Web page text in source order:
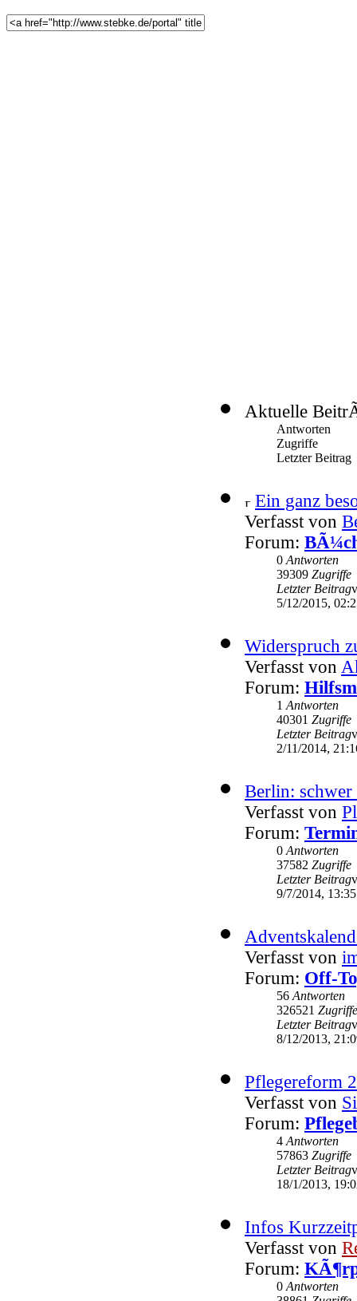
Aktuelle
Antworten
Zugriffe
Letzter Beitrag
Ein ganz
Verfasst von
Forum:
0 Antworten
39309 Zugriffe
Letzter Beitrag
5/12/2015,
Widerspruch
Verfasst von
Forum:
1 Antworten
40301 Zugriffe
Letzter Beitrag
2/11/2014,
Berlin: schwer
Verfasst von
Forum:
0 Antworten
37582 Zugriffe
Letzter Beitrag
9/7/2014, 13:35
Verfasst von
Forum: Off-
56 Antworten
326521 Zugriffe
Letzter Beitrag
8/12/2013,
Pflegereform
Verfasst von
Forum:
4 Antworten
57863 Zugriffe
Letzter Beitrag
18/1/2013,
Infos
Verfasst von
Forum:
0 Antworten